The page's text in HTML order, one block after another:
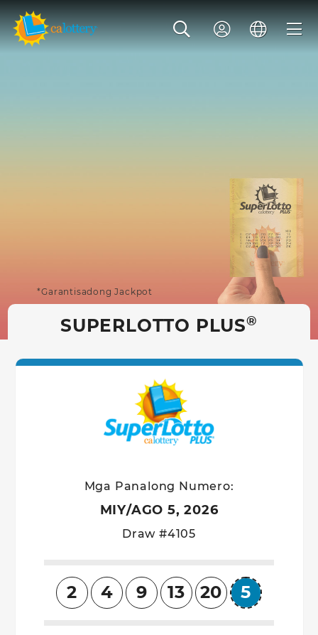
*Garantisadong Jackpot
SUPERLOTTO PLUS®
SuperLotto
Mga Panalong Numero:
MIY/AGO 5, 2026
Draw #4105
2 4 9 13 20 5